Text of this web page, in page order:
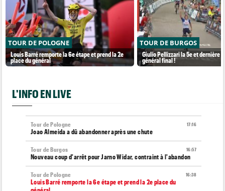
TOUR DE POLOGNE
Louis Barré remporte la 6e étape et prend la 2e
place du général
TOUR DE BURGOS
Giulio Pellizzari la 5e et dernière
général final !
L'INFO EN LIVE
17:16
Tour de Pologne
Joao Almeida a dû abandonner après une chute
16:57
Tour de Burgos
Nouveau coup d'arrêt pour Jarno Widar, contraint à l'abandon
16:38
Tour de Pologne
Louis Barré remporte la 6e étape et prend la 2e place du